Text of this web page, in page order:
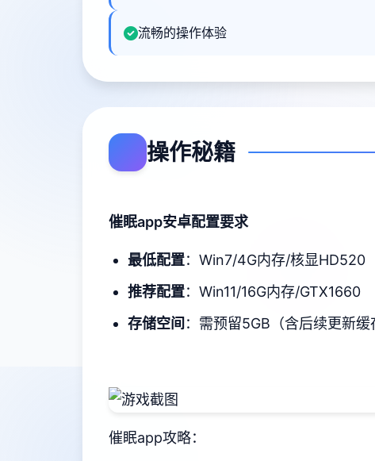
流畅的操作体验
操作秘籍
催眠app安卓配置要求
​最低配置​​：Win7/4G内存/核显HD520
​推荐配置​​：Win11/16G内存/GTX1660
​存储空间​ ：需预留5GB（含后续更新缓
催眠app攻略：